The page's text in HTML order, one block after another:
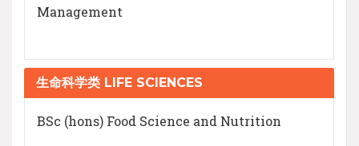
Management
生命科学类 LIFE SCIENCES
BSc (hons) Food Science and Nutrition